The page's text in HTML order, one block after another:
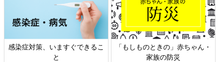
しものときの」赤ちゃん・
家族の防災
日本外来小児科学会リーフレッ
ト検討会
六